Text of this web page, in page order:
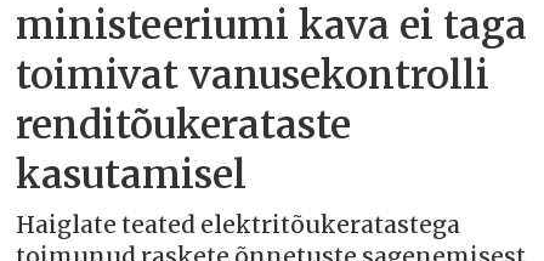
ministeeriumi kava ei taga
toimivat vanusekontrolli
renditõukerataste
kasutamisel
Haiglate teated elektritõukeratastega